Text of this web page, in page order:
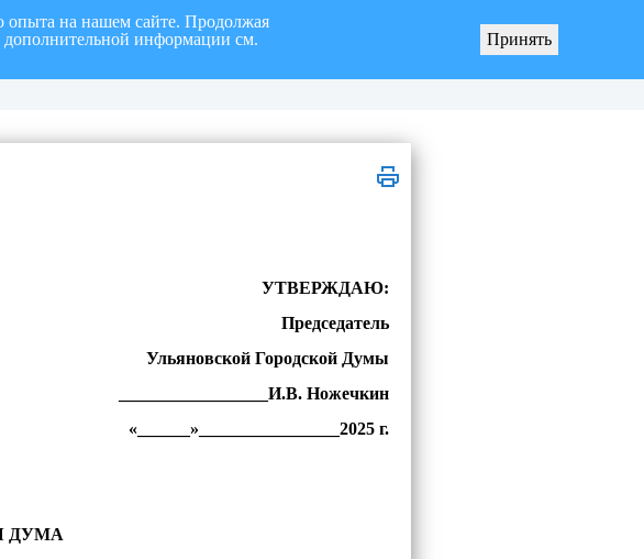
О мерах по реализации инициативных
УТВЕРЖДАЮ:
Председатель
Ульяновской Городской Думы
_________________И.В. Ножечкин
«______»________________2025 г.
ДУМА
опыта на нашем сайте. Продолжая
дополнительной информации см.
Принять